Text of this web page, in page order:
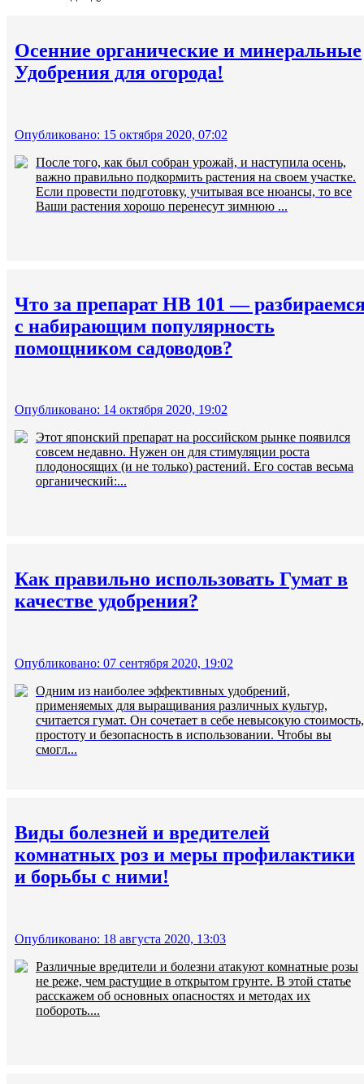
Осенние органические и минеральные
Удобрения для огорода!
Опубликовано: 15 октября 2020, 07:02
После того, как был собран урожай, и наступила осень,
важно правильно подкормить растения на своем участке.
Если провести подготовку, учитывая все нюансы, то все
Ваши растения хорошо перенесут зимнюю ...
Что за препарат HB 101 —
с набирающим популярность
помощником садоводов?
Опубликовано: 14 октября 2020, 19:02
Этот японский препарат на российском рынке появился
совсем недавно. Нужен он для стимуляции роста
плодоносящих (и не только) растений. Его состав весьма
органический:...
Как правильно использовать Гумат в
качестве удобрения?
Опубликовано: 07 сентября 2020, 19:02
Одним из наиболее эффективных удобрений,
применяемых для выращивания различных культур,
считается гумат. Он сочетает в себе невысокую стоимость,
простоту и безопасность в использовании. Чтобы вы
смогл...
Виды болезней и вредителей
комнатных роз и меры профилактики
и борьбы с ними!
Опубликовано: 18 августа 2020, 13:03
Различные вредители и болезни атакуют комнатные розы
не реже, чем растущие в открытом грунте. В этой статье
расскажем об основных опасностях и методах их
побороть....